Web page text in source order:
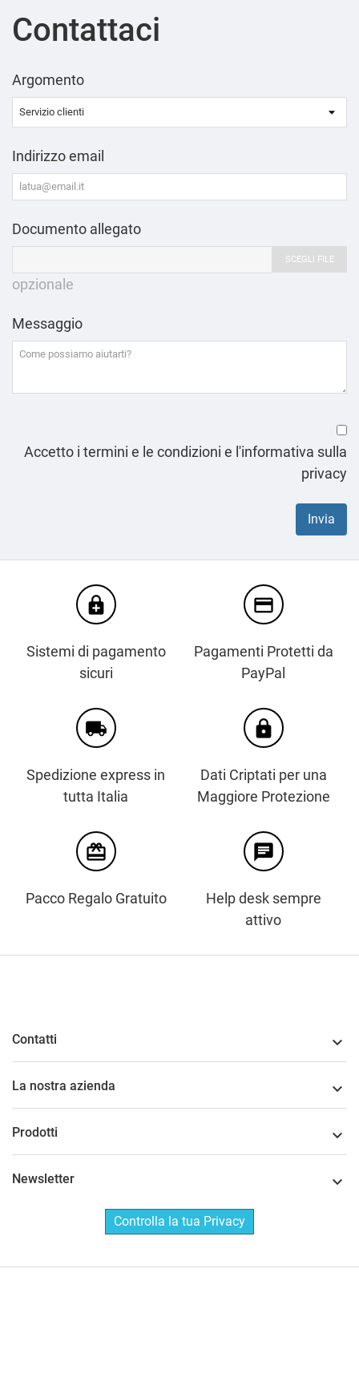
Contattaci
Argomento
Indirizzo email
Documento allegato
SCEGLI FILE
opzionale
Messaggio
Accetto i termini e le condizioni e l'informativa sulla
privacy
enhanced_encryption
Sistemi di pagamento
sicuri
credit_card
Pagamenti Protetti da
PayPal
local_shipping
Spedizione express in
tutta Italia
https
Dati Criptati per una
Maggiore Protezione
card_giftcard
Pacco Regalo Gratuito
chat
Help desk sempre
attivo
Contatti 
La nostra azienda 
Prodotti 
Newsletter 
Controlla la tua Privacy